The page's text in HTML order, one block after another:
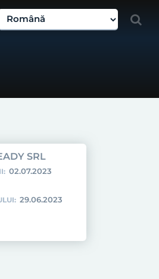
SRL
02.07.2023
29.06.2023